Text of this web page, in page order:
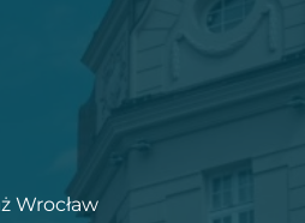
Wrocław